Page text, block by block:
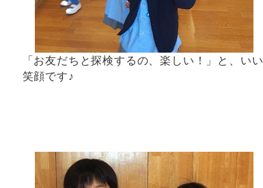
「お友だちと探検するの、楽しい！」と、いい
笑顔です♪